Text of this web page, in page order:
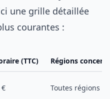
une grille détaillée
courantes :
(TTC) Régions
Toutes régions